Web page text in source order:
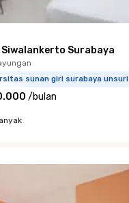
Siwalankerto Surabaya
sunan giri surabaya unsuri
/bulan